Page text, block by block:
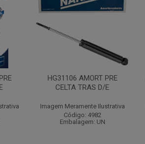
HG31106 AMORT PRE
CELTA TRAS D/E
Imagem Meramente Ilustrativa
Código: 4982
Embalagem: UN